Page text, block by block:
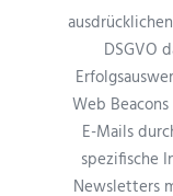
DSGVO
Web
E-Mails
spezifische
Newsletters